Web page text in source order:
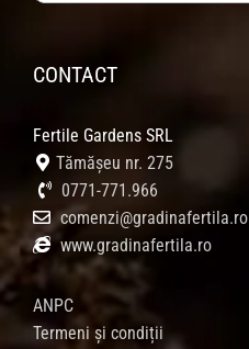
CONTACT
Fertile Gardens SRL
Tămășeu nr. 275
0771-771.966
comenzi@gradinafertila.ro
www.gradinafertila.ro
ANPC
Termeni și condiții